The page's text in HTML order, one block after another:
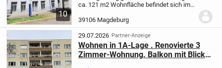
10
ca. 121 m2 Wohnfläche befindet sich im
Vorderhauses und überzeugt mit einem
durchdachten Grundriss, hellen Räumen
und...
39106 Magdeburg
29.07.2026 Partner-Anzeige
Wohnen in 1A-Lage . Renovierte 3
Zimmer-Wohnung. Balkon mit Blick